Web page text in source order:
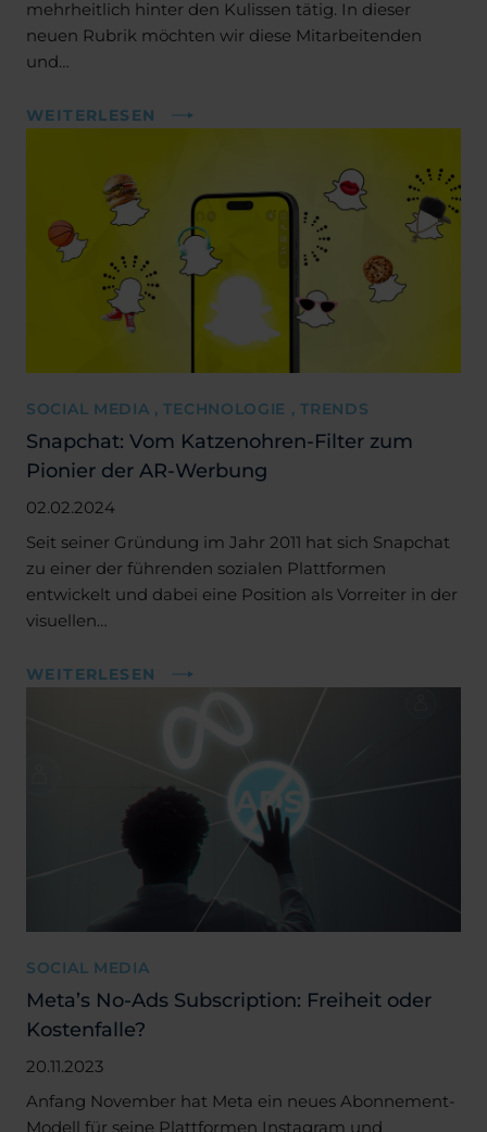
mehrheitlich hinter den Kulissen tätig. In dieser
neuen Rubrik möchten wir diese Mitarbeitenden
und…
WEITERLESEN
SOCIAL MEDIA , TECHNOLOGIE , TRENDS
Snapchat: Vom Katzenohren-Filter zum
Pionier der AR-Werbung
02.02.2024
Seit seiner Gründung im Jahr 2011 hat sich Snapchat
zu einer der führenden sozialen Plattformen
entwickelt und dabei eine Position als Vorreiter in der
visuellen…
WEITERLESEN
SOCIAL MEDIA
Meta’s No-Ads Subscription: Freiheit oder
Kostenfalle?
20.11.2023
Anfang November hat Meta ein neues Abonnement-
Modell für seine Plattformen Instagram und